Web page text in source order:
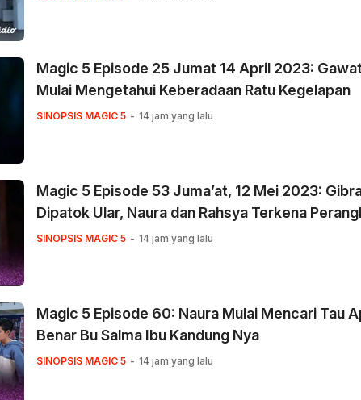
Magic 5 Episode 25 Jumat 14 April 2023:
Mulai Mengetahui Keberadaan Ratu Kegelapan
SINOPSIS MAGIC 5 14 jam yang lalu
Magic 5 Episode 53 Juma’at, 12 Mei 2023:
Dipatok Ular, Naura dan Rahsya Terkena
Queen
SINOPSIS MAGIC 5 14 jam yang lalu
Magic 5 Episode 60: Naura Mulai Mencari Tau
Benar Bu Salma Ibu Kandung Nya
SINOPSIS MAGIC 5 14 jam yang lalu